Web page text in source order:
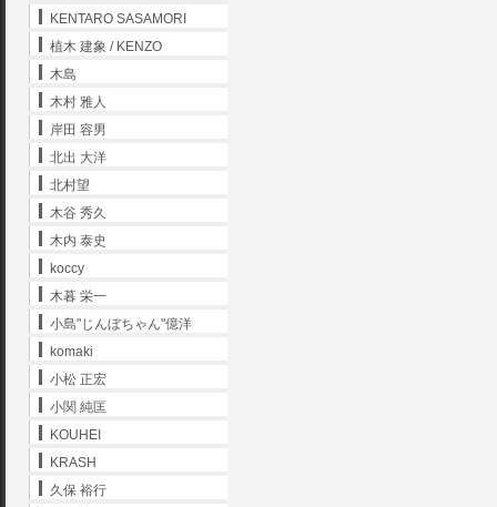
KENTARO SASAMORI
植木 建象 / KENZO
木島
木村 雅人
岸田 容男
北出 大洋
北村望
木谷 秀久
木内 泰史
koccy
木暮 栄一
小島"じんぼちゃん"億洋
komaki
小松 正宏
小関 純匡
KOUHEI
KRASH
久保 裕行